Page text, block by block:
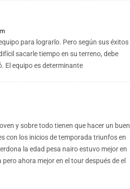
para lograrlo. Pero según sus éxitos
sacarle tiempo en su terreno, debe
El equipo es determinante
y sobre todo tienen que hacer un buen
con los inicios de temporada triunfos en
la edad pesa nairo estuvo mejor en
ahora mejor en el tour después de el